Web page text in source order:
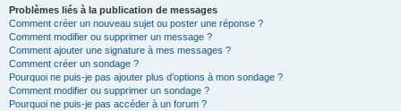
Problèmes liés à la publication de messages
Comment créer un nouveau sujet ou poster une réponse ?
Comment modifier ou supprimer un message ?
Comment ajouter une signature à mes messages ?
Comment créer un sondage ?
Pourquoi ne puis-je pas ajouter plus d’options à mon sondage ?
Comment modifier ou supprimer un sondage ?
Pourquoi ne puis-je pas accéder à un forum ?